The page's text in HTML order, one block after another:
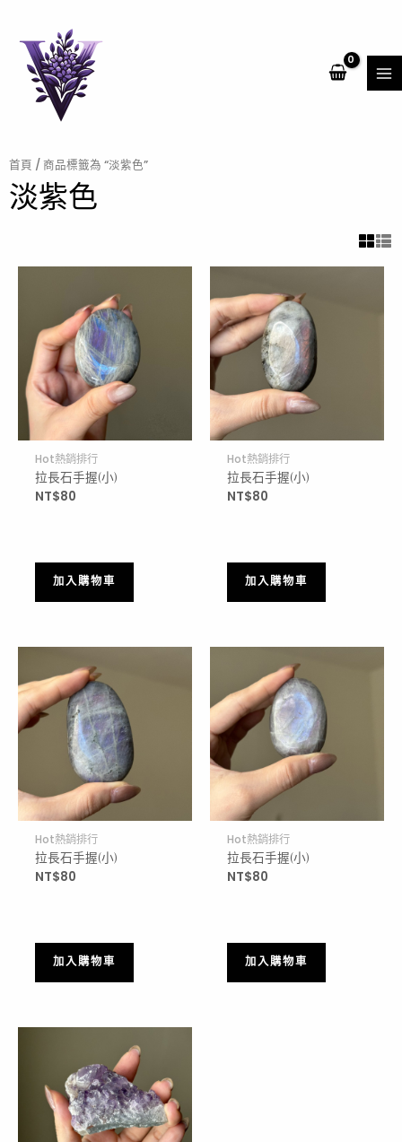
首頁 / 商品標籤為 “淡紫色”
淡紫色
Hot熱銷排行
拉長石手握(小)
NT$80
加入購物車
Hot熱銷排行
拉長石手握(小)
NT$80
加入購物車
Hot熱銷排行
拉長石手握(小)
NT$80
加入購物車
Hot熱銷排行
拉長石手握(小)
NT$80
加入購物車